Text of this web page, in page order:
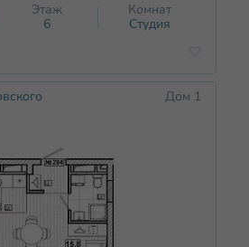
Этаж
6
Комнат
Студия
Дом 1